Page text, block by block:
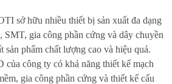
sở hữu nhiều thiết bị sản xuất đa dạng
SMT, gia công phần cứng và dây chuyền
sản phẩm chất lượng cao và hiệu quả.
công ty có khả năng thiết kế mạch
gia công phần cứng và thiết kế cấu